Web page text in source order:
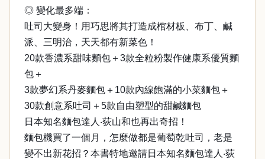
◎ 變化最多端：
吐司大變身！用巧思將其打造成棺材板、布丁、鹹
派、三明治，天天都有新菜色！
20款香濃系甜味麵包＋3款全粒粉製作健康系優質麵
包＋
3款夢幻系丹麥麵包＋10款內線飽滿的小菜麵包＋
30款創意系吐司＋5款自由塑型的甜鹹麵包
日本知名麵包達人‧荻山和也再出奇招！
麵包機買了一個月，怎麼做都是葡萄乾吐司，老是
變不出新花招？本書特地邀請日本知名麵包達人‧荻